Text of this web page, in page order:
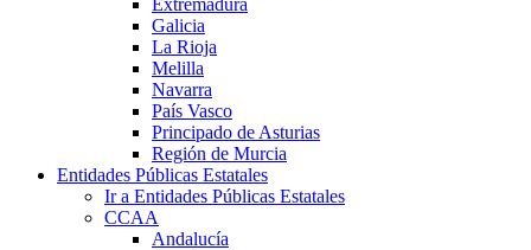
Galicia
La Rioja
Melilla
Navarra
País Vasco
Principado de Asturias
Región de Murcia
Entidades Públicas Estatales
Ir a Entidades Públicas Estatales
CCAA
Andalucía